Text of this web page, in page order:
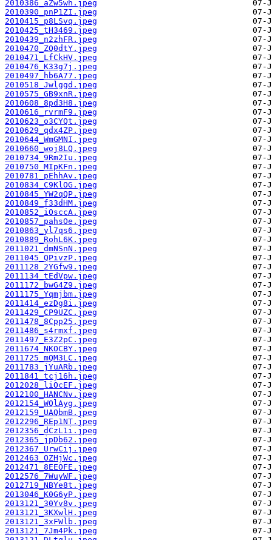
2010386_aZw5wh.jpeg
2010390_pnP1ZI.jpeg
2010415_p8LSvq.jpeg
2010425_tH3469.jpeg
2010439_n2zhFR.jpeg
2010470_ZQ0dtY.jpeg
2010471_LfCkHV.jpeg
2010476_K33g7j.jpeg
2010497_hb6A77.jpeg
2010518_Jwlggd.jpeg
2010575_GB9xnR.jpeg
2010608_8pd3H8.jpeg
2010616_rvrmF9.jpeg
2010623_o3CYQt.jpeg
2010629_qdx4ZP.jpeg
2010644_WmGMNI.jpeg
2010660_woj8LQ.jpeg
2010734_9Rm2Iu.jpeg
2010750_MIpKFn.jpeg
2010781_pEhhAv.jpeg
2010834_C9KlOG.jpeg
2010845_YW2qQP.jpeg
2010849_f33dHM.jpeg
2010852_iOsccA.jpeg
2010857_pahsOe.jpeg
2010863_yl7qs6.jpeg
2010889_RohL6K.jpeg
2011021_dmNSnN.jpeg
2011045_QPivzP.jpeg
2011128_2YGfw9.jpeg
2011134_tEdVpw.jpeg
2011172_bwG4Z9.jpeg
2011175_Yqmjbm.jpeg
2011414_ezDg8i.jpeg
2011429_CP9UZC.jpeg
2011478_8Cpp25.jpeg
2011486_s4rmxf.jpeg
2011497_E3Z2pC.jpeg
2011674_NKOCBY.jpeg
2011725_mQM3LC.jpeg
2011783_jYuARb.jpeg
2011841_tcj16h.jpeg
2012028_liOcEF.jpeg
2012100_HANCNv.jpeg
2012154_WQlAyg.jpeg
2012159_UAQbmB.jpeg
2012296_REp1NT.jpeg
2012356_dCzL1i.jpeg
2012365_jpDb62.jpeg
2012367_UrwCij.jpeg
2012463_OZHjWc.jpeg
2012471_8EEOFE.jpeg
2012576_7WuyWF.jpeg
2012719_NBYe8t.jpeg
2013046_K0G6yP.jpeg
2013121_30Yv8v.jpeg
2013121_3KXwlH.jpeg
2013121_3xFWlb.jpeg
2013121_7Jm4Pk.jpeg